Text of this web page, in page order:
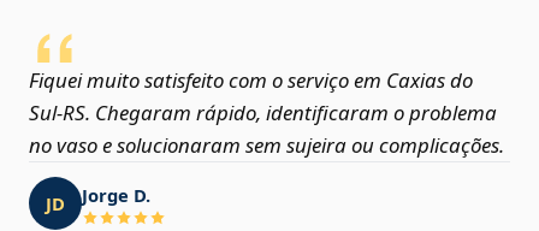
Fiquei muito satisfeito com o serviço em Caxias do
Sul‑RS. Chegaram rápido, identificaram o problema
no vaso e solucionaram sem sujeira ou complicações.
JD Jorge D.